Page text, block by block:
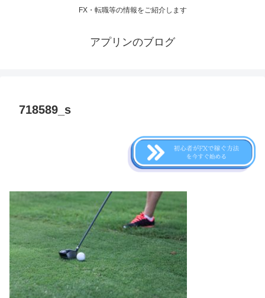
FX・転職等の情報をご紹介します
アプリンのブログ
718589_s